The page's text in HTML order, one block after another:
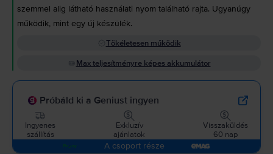
szemmel alig látható használati nyom található rajta. Ugyanúgy
működik, mint egy új készülék.
Tökéletesen működik
Max teljesítményre képes akkumulátor
Próbáld ki a Geniust ingyen
Ingyenes
szállítás
Exkluzív
ajánlatok
Visszaküldés
60 nap
A csoport része